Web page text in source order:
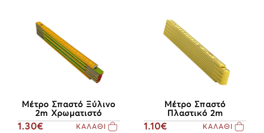
Μέτρο Σπαστό Ξύλινο
2m Χρωματιστό
1.30€ ΚΑΛΑΘΙ
Μέτρο Σπαστό
Πλαστικό 2m
1.10€ ΚΑΛΑΘΙ